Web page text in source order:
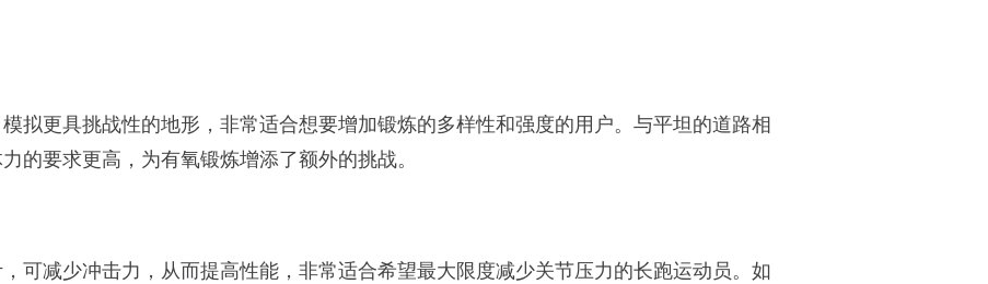
拟更具挑战性的地形，非常适合想要增加锻炼的多样性和强度的用户。与平坦的道路相
的要求更高，为有氧锻炼增添了额外的挑战。
可减少冲击力，从而提高性能，非常适合希望最大限度减少关节压力的长跑运动员。如